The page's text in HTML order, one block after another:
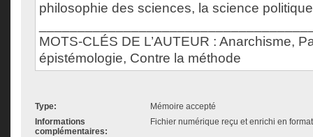
philosophie des sciences, la science
MOTS-CLÉS DE L’AUTEUR : Anarchisme,
épistémologie, Contre la méthode
Type:
Mémoire accepté
Informations
complémentaires:
Fichier numérique reçu et enrichi en